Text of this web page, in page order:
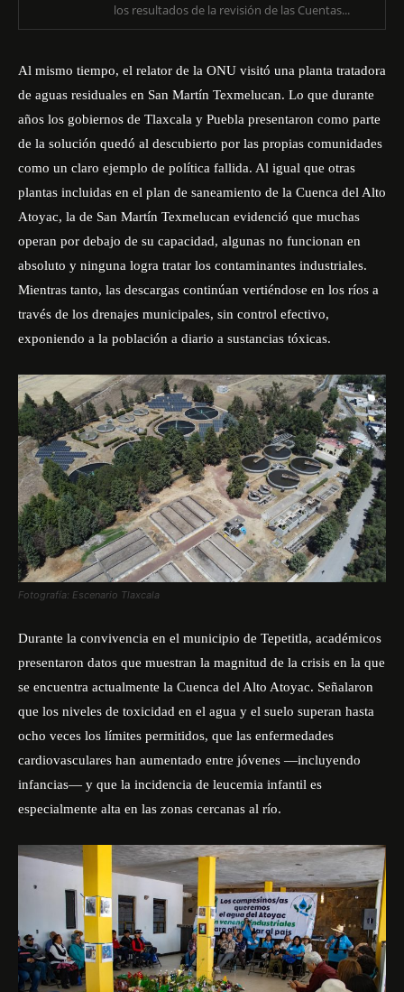
los resultados de la revisión de las Cuentas...
Al mismo tiempo, el relator de la ONU visitó una planta tratadora
de aguas residuales en San Martín Texmelucan. Lo que durante
años los gobiernos de Tlaxcala y Puebla presentaron como parte
de la solución quedó al descubierto por las propias comunidades
como un claro ejemplo de política fallida. Al igual que otras
plantas incluidas en el plan de saneamiento de la Cuenca del Alto
Atoyac, la de San Martín Texmelucan evidenció que muchas
operan por debajo de su capacidad, algunas no funcionan en
absoluto y ninguna logra tratar los contaminantes industriales.
Mientras tanto, las descargas continúan vertiéndose en los ríos a
través de los drenajes municipales, sin control efectivo,
exponiendo a la población a diario a sustancias tóxicas.
Fotografía: Escenario Tlaxcala
Durante la convivencia en el municipio de Tepetitla, académicos
presentaron datos que muestran la magnitud de la crisis en la que
se encuentra actualmente la Cuenca del Alto Atoyac. Señalaron
que los niveles de toxicidad en el agua y el suelo superan hasta
ocho veces los límites permitidos, que las enfermedades
cardiovasculares han aumentado entre jóvenes —incluyendo
infancias— y que la incidencia de leucemia infantil es
especialmente alta en las zonas cercanas al río.